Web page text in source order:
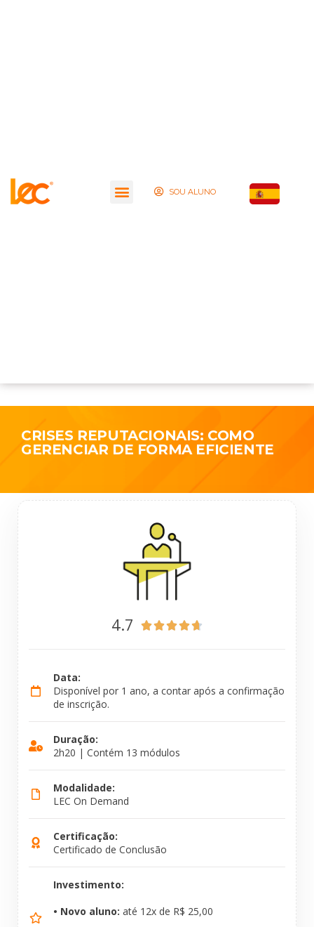
SOU ALUNO
CRISES REPUTACIONAIS: COMO
GERENCIAR DE FORMA EFICIENTE
4.7 
Data:
Disponível por 1 ano, a contar após a confirmação
de inscrição.
Duração:
2h20 | Contém 13 módulos
Modalidade:
LEC On Demand
Certificação:
Certificado de Conclusão
Investimento:
• Novo aluno: até 12x de R$ 25,00